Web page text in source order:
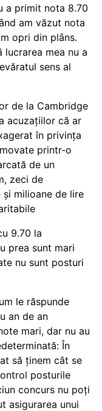
a primit nota 8.70
am văzut nota
opri din plâns.
lucrarea mea nu a
sens al
de la Cambridge
acuzațiilor că ar
în privința
printr-o
de un
zeci de
și milioane de lire
9.70 la
prea sunt mari
nu sunt posturi
le răspunde
an de an
mari, dar nu au
În
să ținem cât se
posturile
concurs nu poți
asigurarea unui